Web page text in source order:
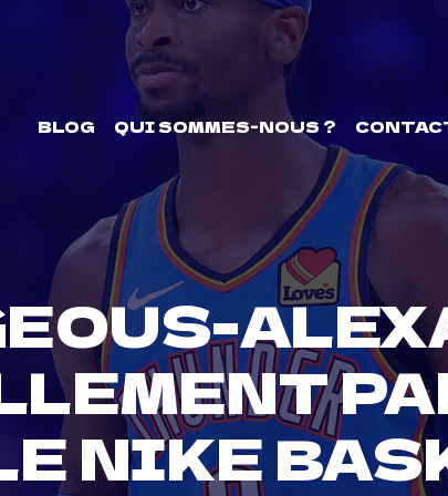
BLOG QUI SOMMES-NOUS ?
NIKE